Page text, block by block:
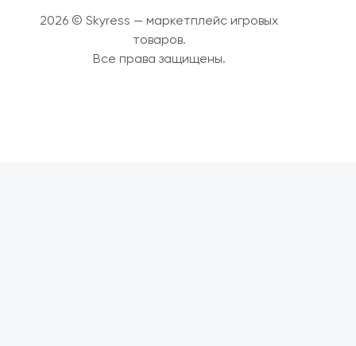
2026 © Skyress — маркетплейс игровых
товаров.
Все права защищены.